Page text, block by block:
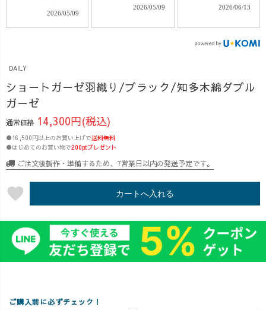
適！ コンパクト
に畳めて、500ml
のペットボトル
なるので、 カバ
ンの中に１枚入
れておくだけで
安心♪ ガーゼで
なので、冷房が
効きすぎている
り、 子供が昼寝
した時にブラン
ケットになった
2026/05/09
6年ぶりに復刻！
の“赤ストライプ
生地”を使用した
ウリングシャ
メンズはもちろ
ん、 女性がゆる
っとメンズライ
クに羽織るのも
◎ そしてお客
まれた、 ・シ
ョートガーゼ羽
織 ・ガウチョパ
ンツ のお得セ
2026/05/09
ー大賞ノミネー
ト商品が【550円
100% スキッパー
シャツ 🌿 デザー
の夏に活躍する
新作が続々登場
🙌 「涼しく着た
「夏のお出かけ
服を探してい
る」 そんな方は
ぜひチェックし
2026/06/13
DAILY
ショートガーゼ羽織り/ブラック/知多木綿ダブル
ガーゼ
通常価格 14,300円(税込)
●16,500円以上のお買い上げで送料無料
●はじめてのお買い物で200ptプレゼント
ご注文後製作・準備するため、7営業日以内の発送予定です。
favorite カートへ入れる
ご購入前に必ずチェック！